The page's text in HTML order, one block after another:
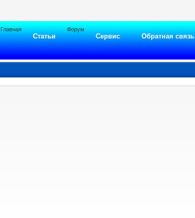
Главная
Статьи
Форум
Сервис Обратная связь